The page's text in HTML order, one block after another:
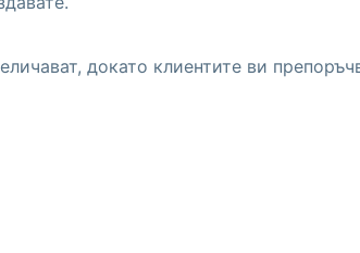
докато клиентите ви